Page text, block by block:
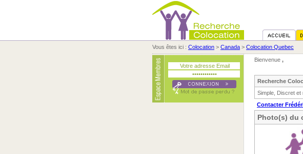
Vous êtes ici : Colocation > Canada > Colocation Quebec
Bienvenue ,
Recherche
Simple, Discret et
Contacter
Photo(s) du